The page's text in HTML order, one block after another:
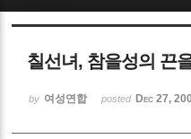
칠선녀, 참을성의 끈
by 여성연합 posted Dec 27,